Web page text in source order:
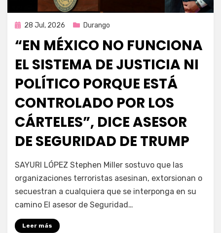
Publicada
28 Jul, 2026 Durango
“EN MÉXICO NO FUNCIONA
EL SISTEMA DE JUSTICIA NI
POLÍTICO PORQUE ESTÁ
CONTROLADO POR LOS
CÁRTELES”, DICE ASESOR
DE SEGURIDAD DE TRUMP
porFernando Miranda Servín
SAYURI LÓPEZ Stephen Miller sostuvo que las
organizaciones terroristas asesinan, extorsionan o
secuestran a cualquiera que se interponga en su
camino El asesor de Seguridad…
Leer más